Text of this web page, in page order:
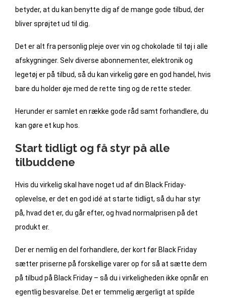
betyder, at du kan benytte dig af de mange gode tilbud, der
bliver sprøjtet ud til dig.
Det er alt fra personlig pleje over vin og chokolade til tøj i alle
afskygninger. Selv diverse abonnementer, elektronik og
legetøj er på tilbud, så du kan virkelig gøre en god handel, hvis
bare du holder øje med de rette ting og de rette steder.
Herunder er samlet en række gode råd samt forhandlere, du
kan gøre et kup hos.
Start tidligt og få styr på alle
tilbuddene
Hvis du virkelig skal have noget ud af din Black Friday-
oplevelse, er det en god idé at starte tidligt, så du har styr
på, hvad det er, du går efter, og hvad normalprisen på det
produkt er.
Der er nemlig en del forhandlere, der kort før Black Friday
sætter priserne på forskellige varer op for så at sætte dem
på tilbud på Black Friday – så du i virkeligheden ikke opnår en
egentlig besvarelse. Det er temmelig ærgerligt at spilde